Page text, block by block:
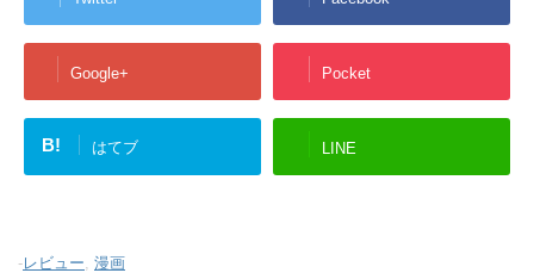
Google+ Pocket
B! はてブ LINE
-レビュー, 漫画